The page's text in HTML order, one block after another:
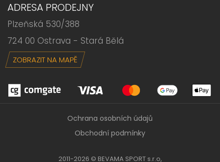
ADRESA PRODEJNY
Plzeňská 530/388
724 00 Ostrava - Stará Bělá
ZOBRAZIT NA MAPĚ
2011-2026 © BEVAMA SPORT s.r.o,
Ochrana osobních údajů
Obchodní podmínky